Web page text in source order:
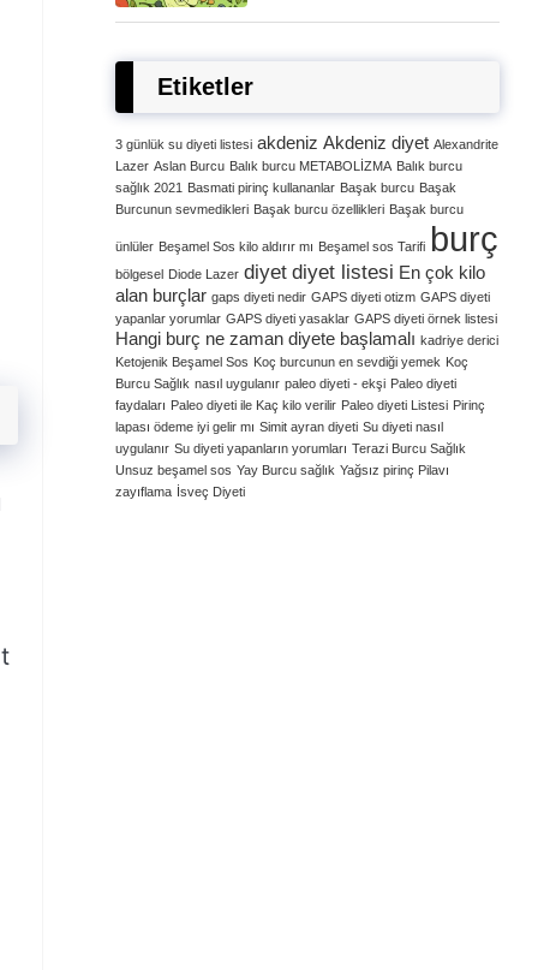
Etiketler
3 günlük su diyeti listesi akdeniz Akdeniz diyet Alexandrite
Lazer Aslan Burcu Balık burcu METABOLİZMA Balık burcu
sağlık 2021 Basmati pirinç kullananlar Başak burcu Başak
Burcunun sevmedikleri Başak burcu özellikleri Başak burcu
ünlüler Beşamel Sos kilo aldırır mı Beşamel sos Tarifi burç
bölgesel Diode Lazer diyet diyet listesi En çok kilo
alan burçlar gaps diyeti nedir GAPS diyeti otizm GAPS diyeti
yapanlar yorumlar GAPS diyeti yasaklar GAPS diyeti örnek listesi
Hangi burç ne zaman diyete başlamalı kadriye derici
Ketojenik Beşamel Sos Koç burcunun en sevdiği yemek Koç
Burcu Sağlık nasıl uygulanır paleo diyeti - ekşi Paleo diyeti
faydaları Paleo diyeti ile Kaç kilo verilir Paleo diyeti Listesi Pirinç
lapası ödeme iyi gelir mı Simit ayran diyeti Su diyeti nasıl
uygulanır Su diyeti yapanların yorumları Terazi Burcu Sağlık
Unsuz beşamel sos Yay Burcu sağlık Yağsız pirinç Pilavı
zayıflama İsveç Diyeti